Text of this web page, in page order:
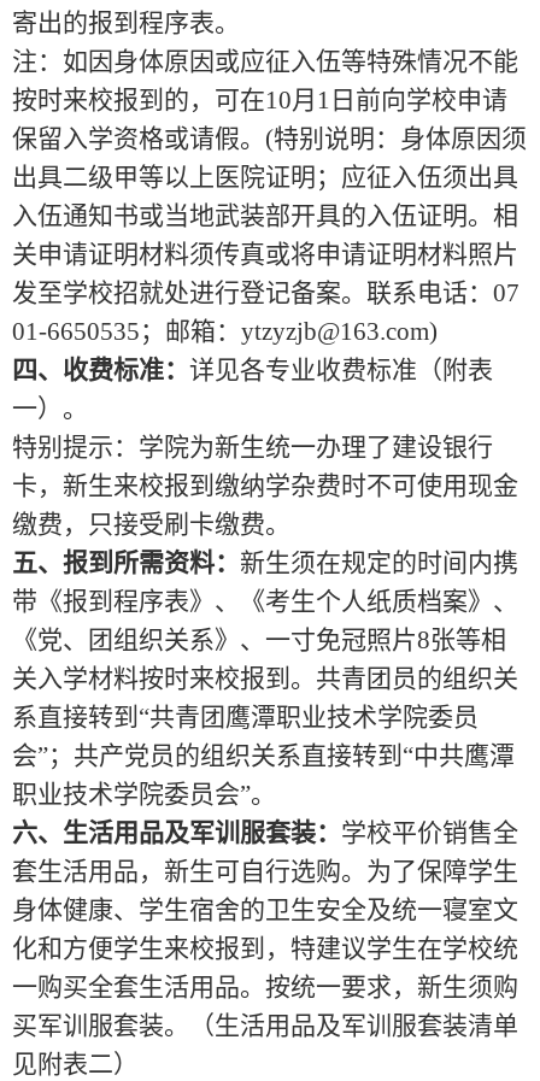
寄出的报到程序表。
注：如因身体原因或应征入伍等特殊情况不能
按时来校报到的，可在10月 1 日前向学校申请
保留入学资格或请假。 (特别说明：身体原因须
出具二级甲等以上医院证明；应征入伍须出具
入伍通知书或当地武装部开具的入伍证明。相
关申请证明材料须传真或将申请证明材料照片
发至学校招就处进行登记备案。联系电话： 07
01-6650535；邮箱：ytzyzjb@163.com)
四、收费标准： 详见各专业收费标准（附表
一）。
特别提示：学院为新生统一办理了建设银行
卡，新生来校报到缴纳学杂费时不可使用现金
缴费，只接受刷卡缴费。
五、报到所需资料： 新生须在规定的时间内携
带《报到程序表》、《考生个人纸质档案》、
《党、团组织关系》、一寸免冠照片8张等相
关入学材料按时来校报到。共青团员的组织关
系直接转到 “共青团鹰潭职业技术学院委员
会”；共产党员的组织关系直接转到“中共鹰潭
职业技术学院委员会”。
六、生活用品及军训服套装： 学校平价销售全
套生活用品，新生可自行选购。为了保障学生
身体健康、学生宿舍的卫生安全及统一寝室文
化和方便学生来校报到，特建议学生在学校统
一购买全套生活用品。按统一要求，新生须购
买军训服套装。（生活用品及军训服套装清单
见附表二）